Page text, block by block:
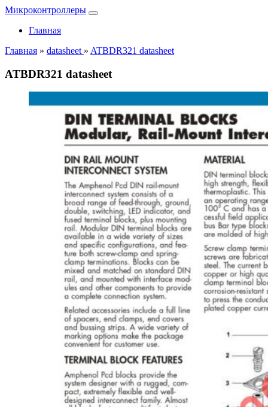
Микроконтроллеры
Главная
Главная » datasheet » ATBDR321 datasheet
ATBDR321 datasheet